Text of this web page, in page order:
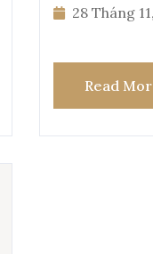
28 Tháng
Read